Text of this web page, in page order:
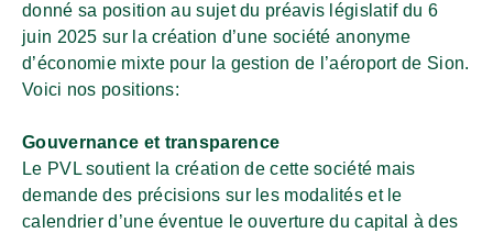
donné sa position au sujet du préavis législatif du 6
juin 2025 sur la création d’une société anonyme
d’économie mixte pour la gestion de l’aéroport de Sion.
Voici nos positions:
Gouvernance et transparence
Le PVL soutient la création de cette société mais
demande des précisions sur les modalités et le
calendrier d’une éventue le ouverture du capital à des